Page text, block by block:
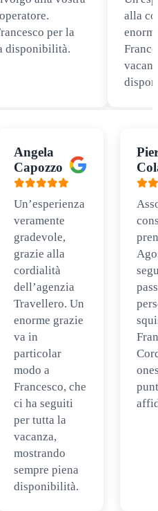
per la
disponibilità.
alla
Angela
Capozzo
Un’esperienza
veramente
gradevole,
grazie alla
cordialità
dell’agenzia
Travellero. Un
enorme grazie
va in
particolar
modo a
Francesco, che
ci ha seguiti
per tutta la
vacanza,
mostrando
sempre piena
disponibilità.